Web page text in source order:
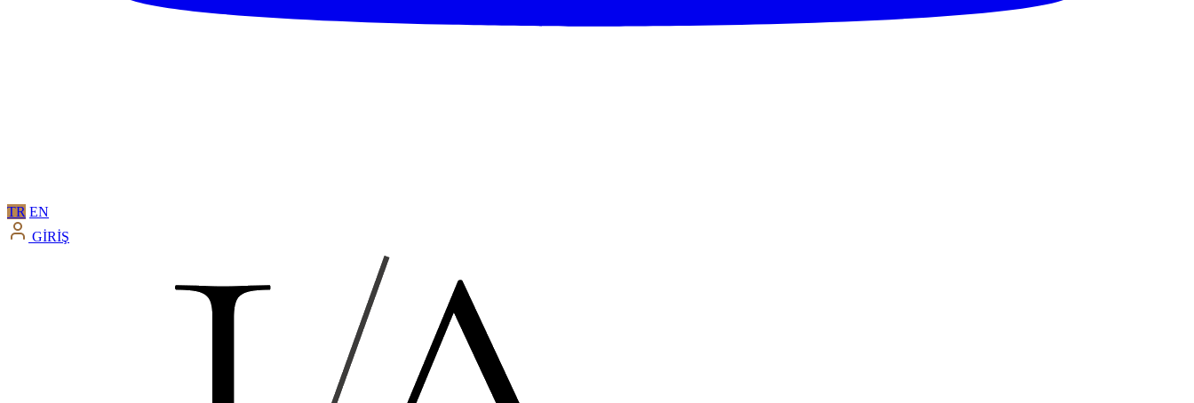
TR EN
GİRİŞ